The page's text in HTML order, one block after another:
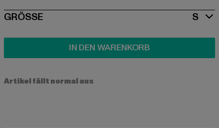
SIZE
GRÖSSE S
IN DEN WARENKORB
Artikel fällt normal aus